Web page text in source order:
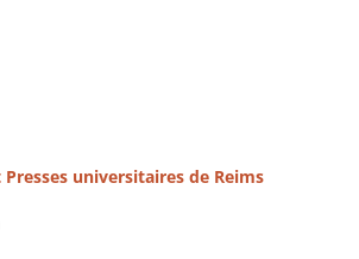
Presses universitaires de Reims